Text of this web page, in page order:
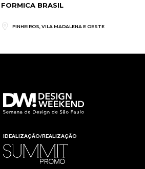
FORMICA BRASIL
PINHEIROS, VILA MADALENA E OESTE
IDEALIZAÇÃO/REALIZAÇÃO